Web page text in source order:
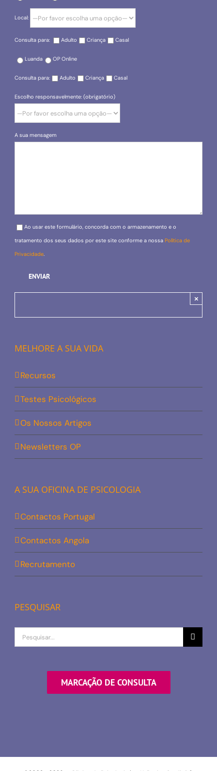
Local:
Consulta para: Adulto Criança Casal
Luanda OP Online
Consulta para: Adulto Criança Casal
Escolho responsavelmente: (obrigatório)
A sua mensagem
Please leave this field empty.
Ao usar este formulário, concorda com o armazenamento e o
tratamento dos seus dados por este site conforme a nossa Política de
Privacidade.
×
MELHORE A SUA VIDA
Recursos
Testes Psicológicos
Os Nossos Artigos
Newsletters OP
A SUA OFICINA DE PSICOLOGIA
Contactos Portugal
Contactos Angola
Recrutamento
PESQUISAR
Procurar
por
MARCAÇÃO DE CONSULTA